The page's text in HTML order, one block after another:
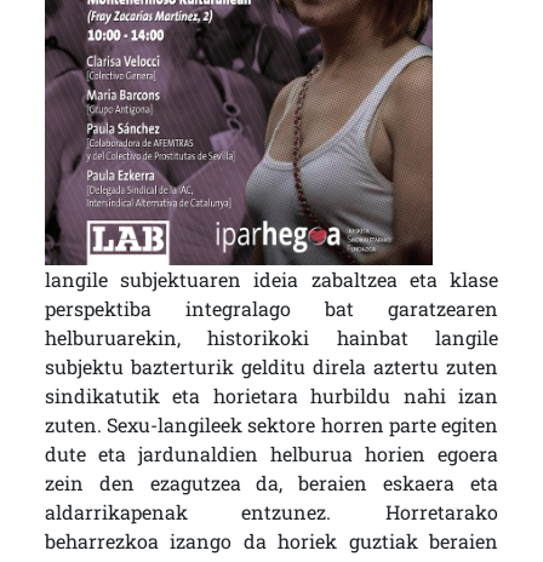
langile subjektuaren ideia zabaltzea eta klase
perspektiba integralago bat garatzearen
helburuarekin, historikoki hainbat langile
subjektu bazterturik gelditu direla aztertu zuten
sindikatutik eta horietara hurbildu nahi izan
zuten. Sexu-langileek sektore horren parte egiten
dute eta jardunaldien helburua horien egoera
zein den ezagutzea da, beraien eskaera eta
aldarrikapenak entzunez. Horretarako
beharrezkoa izango da horiek guztiak beraien